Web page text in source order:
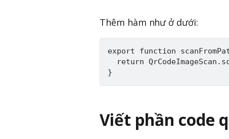
Thêm hàm như ở dưới:
export function
return
Viết phần code